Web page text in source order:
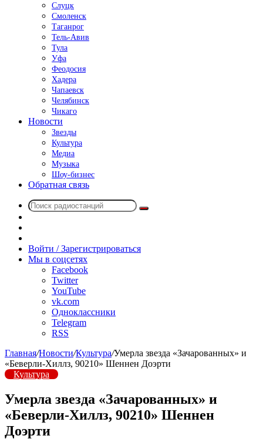
Слуцк
Смоленск
Таганрог
Тель-Авив
Тула
Уфа
Феодосия
Хадера
Чапаевск
Челябинск
Чикаго
Новости
Звезды
Культура
Медиа
Музыка
Шоу-бизнес
Обратная связь
Поиск
радио
Войти / Зарегистрироваться
Мы в соцсетях
Facebook
Twitter
YouTube
vk.com
Одноклассники
Telegram
RSS
Главная/Новости/Культура/Умерла звезда «Зачарованных» и
«Беверли-Хиллз, 90210» Шеннен Доэрти
Культура
Умерла звезда «Зачарованных» и
«Беверли-Хиллз, 90210» Шеннен
Доэрти